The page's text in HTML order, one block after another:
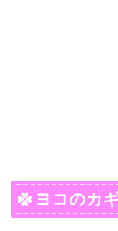
ヨコのカ